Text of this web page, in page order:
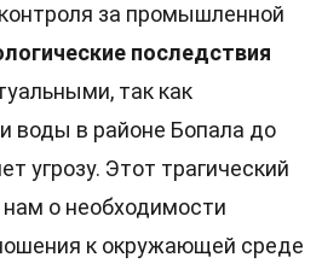
за промышленной
последствия
так как
воды в районе Бопала до
угрозу. Этот трагический
о необходимости
к окружающей среде